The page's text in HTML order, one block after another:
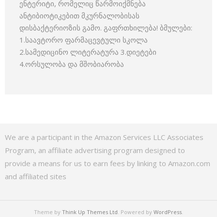
ენტერიტი, რომელიც წარმოიქმნება
ანტიბიოტიკებით მკურნალობისას
დისბაქტერიოზის გამო. გაფრთხილება! ბმულები:
1.საავტორო ფარმაცევტული სკოლა
2.სამედიცინო ლიტერატურა 3.დიეტები
4.ორსულობა და მშობიარობა
We are a participant in the Amazon Services LLC Associates
Program, an affiliate advertising program designed to
provide a means for us to earn fees by linking to Amazon.com
and affiliated sites
Theme by Think Up Themes Ltd. Powered by WordPress.